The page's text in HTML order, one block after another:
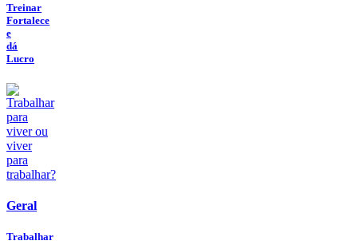
Treinar
Fortalece
e
dá
Lucro
Geral
Trabalhar